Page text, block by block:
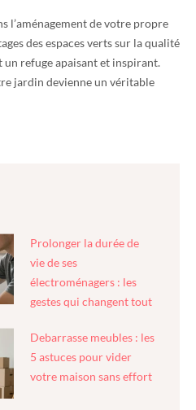
l’aménagement de votre propre
des espaces verts sur la qualité
refuge apaisant et inspirant.
jardin devienne un véritable
Prolonger la durée de
vie de ses
électroménagers : les
gestes qui changent tout
Debarrasse meubles : les
5 astuces pour vider
votre maison sans effort